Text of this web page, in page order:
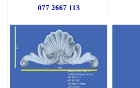
077 2667 113